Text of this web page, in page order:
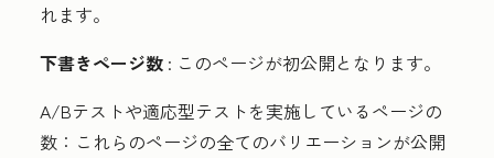
れます。
下書きページ数 : このページが初公開となります。
A/Bテストや適応型テストを実施しているページの
数： これらのページの全てのバリエーションが公開